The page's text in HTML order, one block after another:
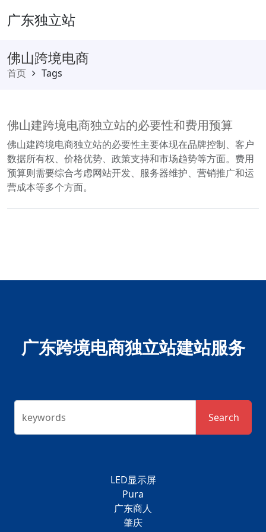
广东独立站
佛山跨境电商
首页 Tags
佛山建跨境电商独立站的必要性和费用预算
佛山建跨境电商独立站的必要性主要体现在品牌控制、客户
数据所有权、价格优势、政策支持和市场趋势等方面。费用
预算则需要综合考虑网站开发、服务器维护、营销推广和运
营成本等多个方面。
广东跨境电商独立站建站服务
keywords Search
LED显示屏
Pura
广东商人
肇庆